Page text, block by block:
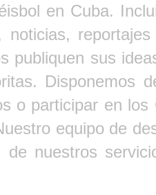
en Cuba.
noticias,
publiquen sus
Disponemos
o participar en
equipo de
de nuestros